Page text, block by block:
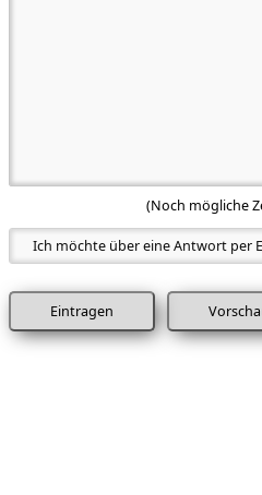
(Noch mögliche
Ich möchte über eine Antwort per